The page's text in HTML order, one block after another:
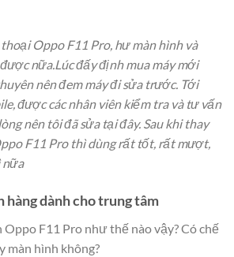
Oppo F11 Pro, hư màn hình và
nữa.Lúc đấy định mua máy mới
nên đem máy đi sửa trước. Tới
được các nhân viên kiểm tra và tư vấn
nên tôi đã sửa tại đây. Sau khi thay
F11 Pro thì dùng rất tốt, rất mượt,
nữa
hàng dành cho trung tâm
Oppo F11 Pro như thế nào vậy? Có chế
màn hình không?